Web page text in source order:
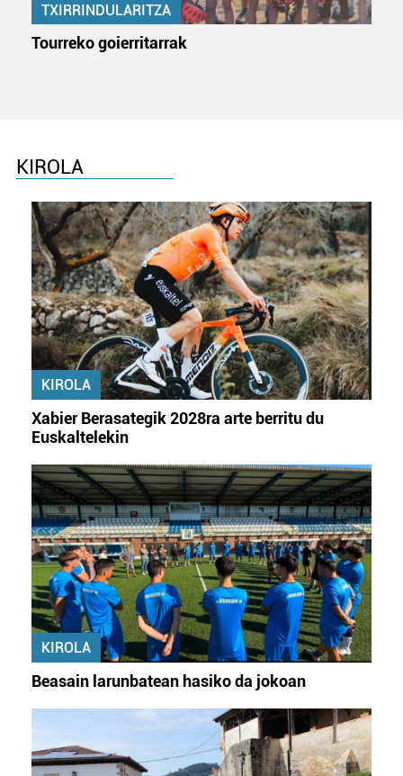
TXIRRINDULARITZA
Tourreko goierritarrak
KIROLA
KIROLA
Xabier Berasategik 2028ra arte berritu du
Euskaltelekin
KIROLA
Beasain larunbatean hasiko da jokoan